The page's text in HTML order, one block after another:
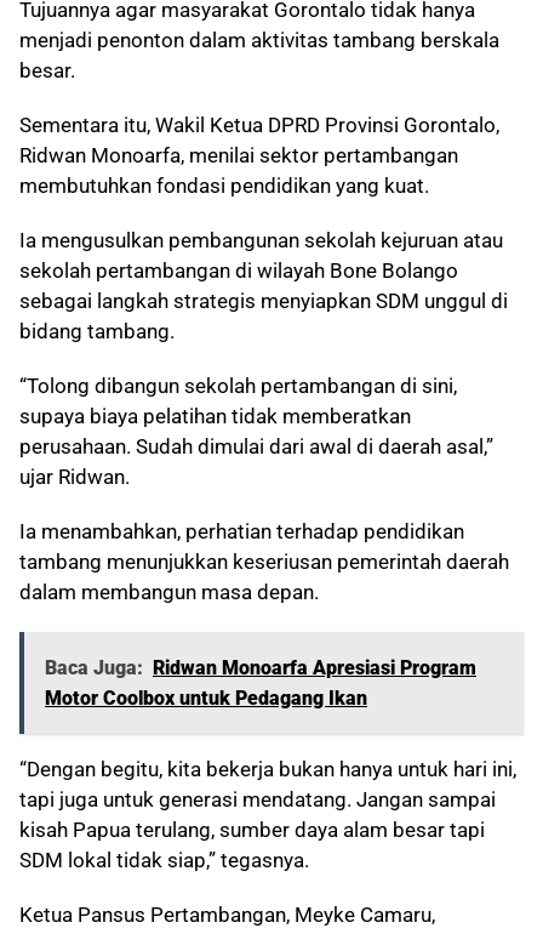
Tujuannya agar masyarakat Gorontalo tidak hanya
menjadi penonton dalam aktivitas tambang berskala
besar.
Sementara itu, Wakil Ketua DPRD Provinsi Gorontalo,
Ridwan Monoarfa, menilai sektor pertambangan
membutuhkan fondasi pendidikan yang kuat.
Ia mengusulkan pembangunan sekolah kejuruan atau
sekolah pertambangan di wilayah Bone Bolango
sebagai langkah strategis menyiapkan SDM unggul di
bidang tambang.
“Tolong dibangun sekolah pertambangan di sini,
supaya biaya pelatihan tidak memberatkan
perusahaan. Sudah dimulai dari awal di daerah asal,”
ujar Ridwan.
Ia menambahkan, perhatian terhadap pendidikan
tambang menunjukkan keseriusan pemerintah daerah
dalam membangun masa depan.
Baca Juga: Ridwan Monoarfa Apresiasi Program
Motor Coolbox untuk Pedagang Ikan
“Dengan begitu, kita bekerja bukan hanya untuk hari ini,
tapi juga untuk generasi mendatang. Jangan sampai
kisah Papua terulang, sumber daya alam besar tapi
SDM lokal tidak siap,” tegasnya.
Ketua Pansus Pertambangan, Meyke Camaru,